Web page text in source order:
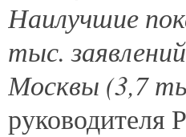
Наилучшие
тыс.
Москвы (3,7
руководителя